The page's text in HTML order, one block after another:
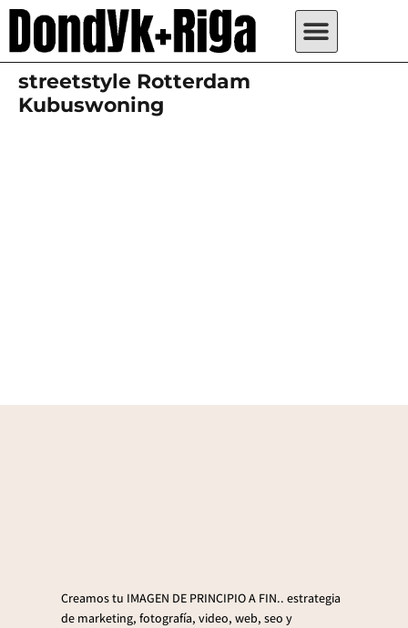
streetstyle Rotterdam
Kubuswoning
Creamos tu IMAGEN DE PRINCIPIO A FIN.. estrategia
de marketing, fotografía, video, web, seo y